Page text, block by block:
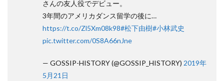
さんの友人役でデビュー。
3年間のアメリカダンス留学の後に…
https://t.co/Zl5Xm08k98#松下由樹#小林武史
pic.twitter.com/0S8A66nJne
— GOSSIP-HISTORY (@GOSSIP_HISTORY) 2019年
5月21日